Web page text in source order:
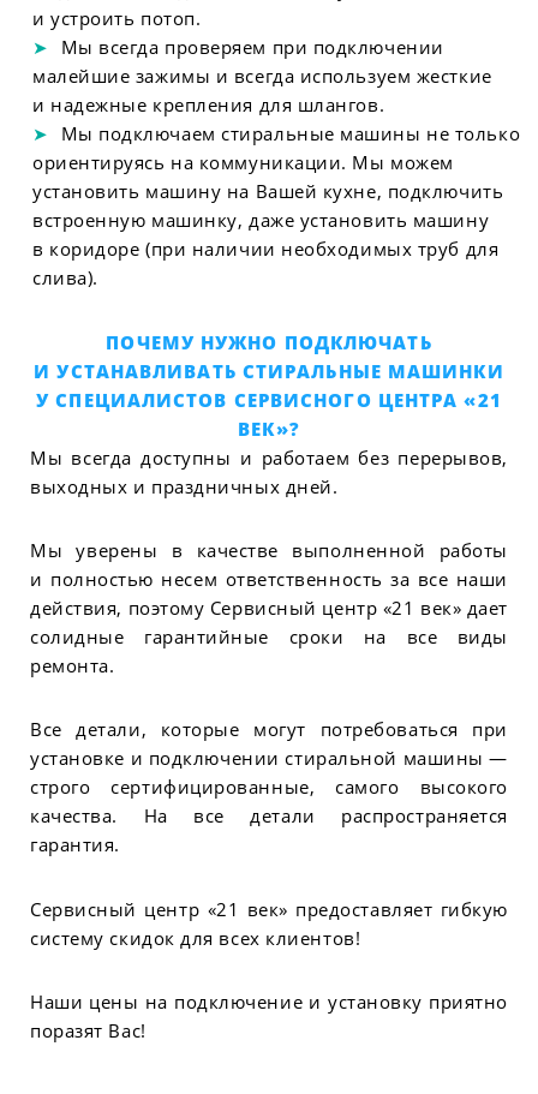
и устроить потоп.
Мы всегда проверяем при подключении
малейшие зажимы и всегда используем жесткие
и надежные крепления для шлангов.
Мы подключаем стиральные машины не только
ориентируясь на коммуникации. Мы можем
установить машину на Вашей кухне, подключить
встроенную машинку, даже установить машину
в коридоре (при наличии необходимых труб для
слива).
ПОЧЕМУ НУЖНО ПОДКЛЮЧАТЬ
И УСТАНАВЛИВАТЬ СТИРАЛЬНЫЕ МАШИНКИ
У СПЕЦИАЛИСТОВ СЕРВИСНОГО ЦЕНТРА «21
ВЕК»?
Мы всегда доступны и работаем без перерывов,
выходных и праздничных дней.
Мы уверены в качестве выполненной работы
и полностью несем ответственность за все наши
действия, поэтому Сервисный центр «21 век» дает
солидные гарантийные сроки на все виды
ремонта.
Все детали, которые могут потребоваться при
установке и подключении стиральной машины —
строго сертифицированные, самого высокого
качества. На все детали распространяется
гарантия.
Сервисный центр «21 век» предоставляет гибкую
систему скидок для всех клиентов!
Наши цены на подключение и установку приятно
поразят Вас!